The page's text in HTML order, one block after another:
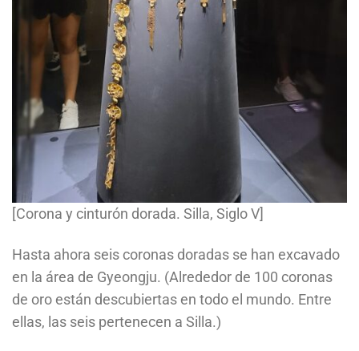
[Corona y cinturón dorada. Silla, Siglo V]
Hasta ahora seis coronas doradas se han excavado
en la área de Gyeongju. (Alrededor de 100 coronas
de oro están descubiertas en todo el mundo. Entre
ellas, las seis pertenecen a Silla.)